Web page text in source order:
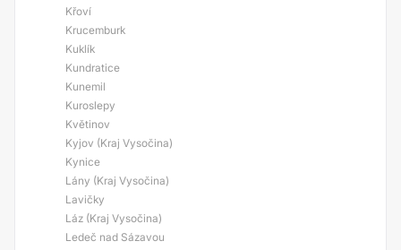
Křoví
Krucemburk
Kuklík
Kundratice
Kunemil
Kuroslepy
Květinov
Kyjov (Kraj Vysočina)
Kynice
Lány (Kraj Vysočina)
Lavičky
Láz (Kraj Vysočina)
Ledeč nad Sázavou